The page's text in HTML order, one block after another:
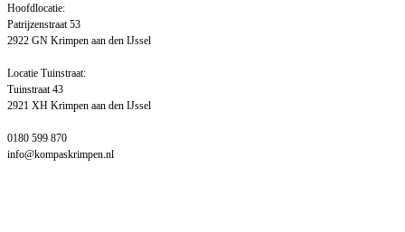
Hoofdlocatie:
Patrijzenstraat 53
2922 GN Krimpen aan den IJssel
Locatie Tuinstraat:
Tuinstraat 43
2921 XH Krimpen aan den IJssel
0180 599 870
info@kompaskrimpen.nl